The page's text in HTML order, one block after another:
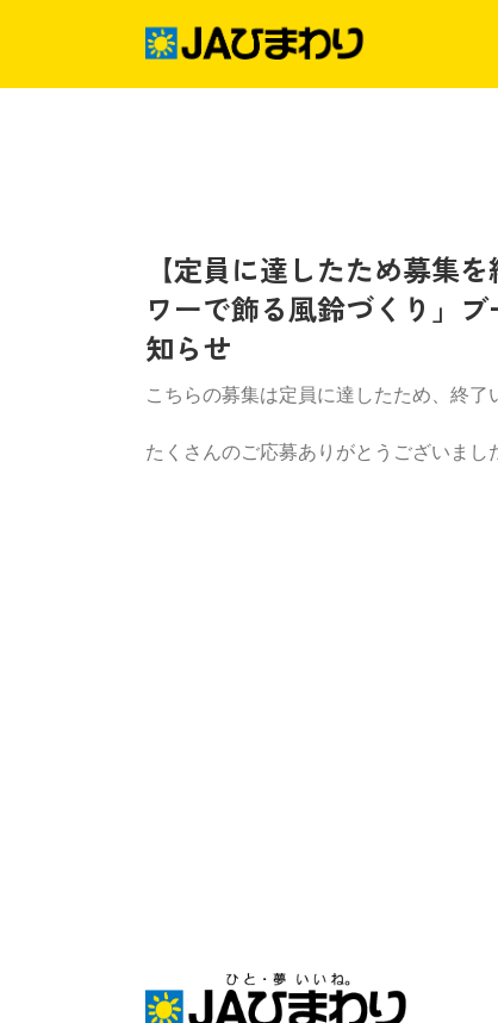
content
農産物直売事業とは
生産履歴WEBシステム
【定員に達したため募集
ワーで飾る風鈴づくり」
知らせ
こちらの募集は定員に達したため、終了
たくさんのご応募ありがとうございまし